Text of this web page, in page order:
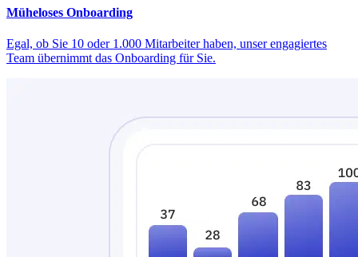
Müheloses Onboarding
Egal, ob Sie 10 oder 1.000 Mitarbeiter haben, unser engagiertes
Team übernimmt das Onboarding für Sie.